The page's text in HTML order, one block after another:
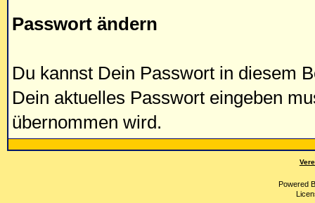
Passwort ändern
Du kannst Dein Passwort in diesem
Dein aktuelles Passwort eingeben
übernommen wird.
Powered